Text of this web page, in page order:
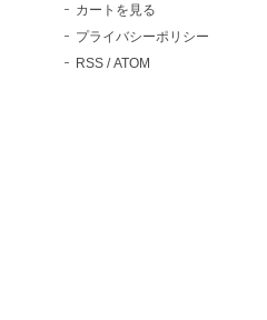
カートを見る
プライバシーポリシー
RSS /ATOM